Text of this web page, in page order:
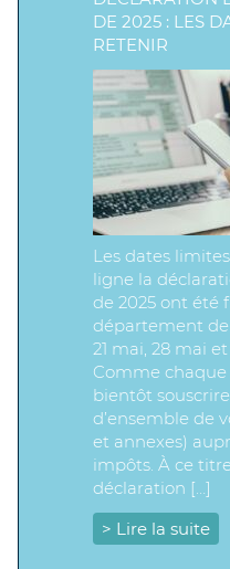
DE 2025 : LES
RETENIR
Les dates
ligne la
de 2025 ont été
département de
21 mai, 28 mai
Comme chaque
bientôt
d’ensemble de
et annexes)
impôts. À ce
déclaration […]
> Lire la suite